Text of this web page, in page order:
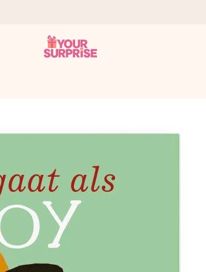
jij kunt geven op precies het juiste moment,
die raakt. Zonder gedoe, maar met alle